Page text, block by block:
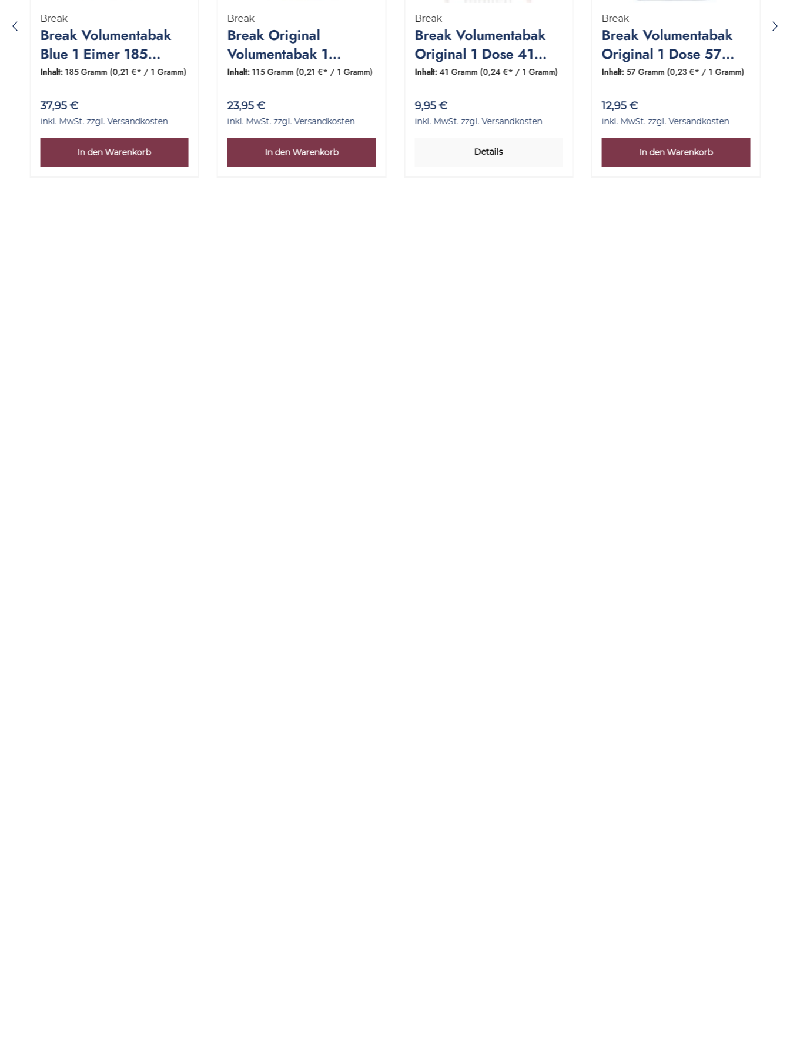
Break
Break Volumentabak
Blue 1 Eimer 185
Gramm
Inhalt: 185 Gramm (0,21 €* / 1 Gramm)
37,95 €
inkl. MwSt. zzgl. Versandkosten
In den Warenkorb
Break
Break Original
Volumentabak 1
Packung 115 Gramm
Inhalt: 115 Gramm (0,21 €* / 1 Gramm)
23,95 €
inkl. MwSt. zzgl. Versandkosten
In den Warenkorb
Break
Break Volumentabak
Original 1 Dose 41
Gramm
Inhalt:41 Gramm (0,24 €* / 1 Gramm)
9,95 €
inkl. MwSt. zzgl. Versandkosten
Details
Break
Break Volumentabak
Original 1 Dose 57
Gramm
Inhalt:57 Gramm (0,23 €* / 1 Gramm)
12,95 €
inkl. MwSt. zzgl. Versandkosten
In den Warenkorb